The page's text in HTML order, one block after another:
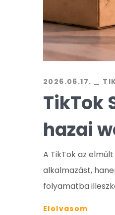
2026.06.17.
TikTok
hazai
A TikTok az
alkalmazást,
folyamatba
Elolvasom